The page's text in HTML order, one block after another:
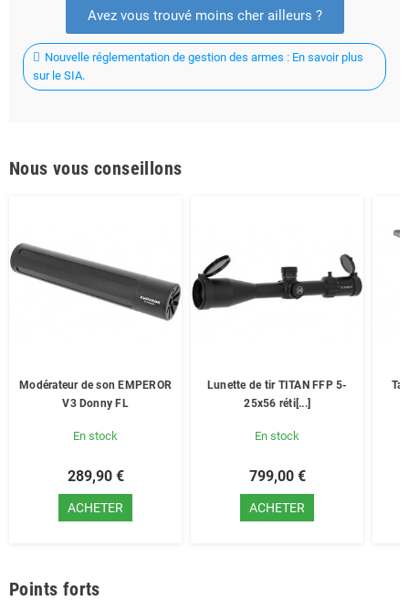
Avez vous trouvé moins cher ailleurs ?
Nouvelle réglementation de gestion des armes : En savoir plus
sur le SIA.
Nous vous conseillons
Modérateur de son EMPEROR
V3 Donny FL
En stock
289,90 €
ACHETER
Lunette de tir TITAN FFP 5-
25x56 réti[...]
En stock
799,00 €
ACHETER
Points forts